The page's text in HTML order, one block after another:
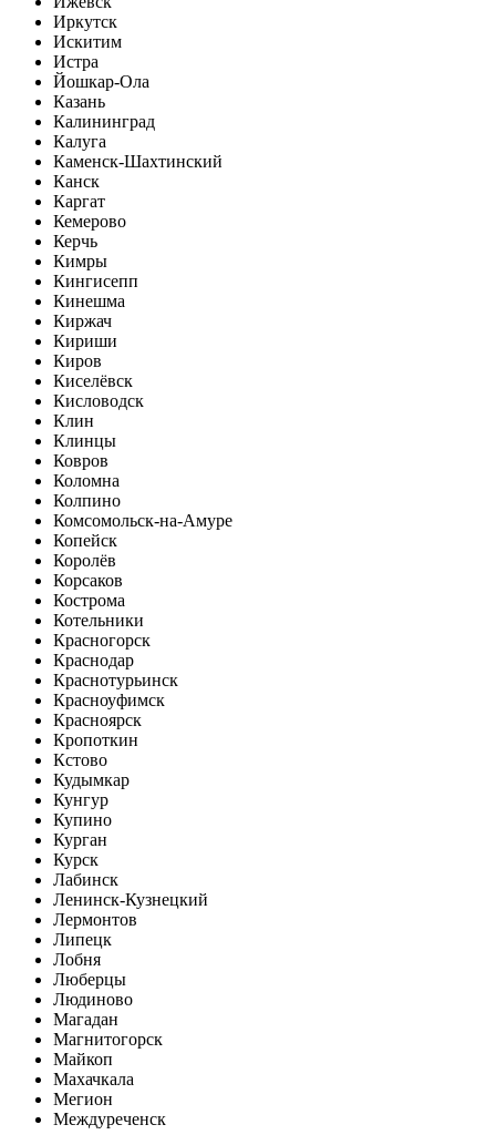
Иркутск
Искитим
Истра
Йошкар-Ола
Казань
Калининград
Калуга
Каменск-Шахтинский
Канск
Каргат
Кемерово
Керчь
Кимры
Кингисепп
Кинешма
Киржач
Кириши
Киров
Киселёвск
Кисловодск
Клин
Клинцы
Ковров
Коломна
Колпино
Комсомольск-на-Амуре
Копейск
Королёв
Корсаков
Кострома
Котельники
Красногорск
Краснодар
Краснотурьинск
Красноуфимск
Красноярск
Кропоткин
Кстово
Кудымкар
Кунгур
Купино
Курган
Курск
Лабинск
Ленинск-Кузнецкий
Лермонтов
Липецк
Лобня
Люберцы
Людиново
Магадан
Магнитогорск
Майкоп
Махачкала
Мегион
Междуреченск